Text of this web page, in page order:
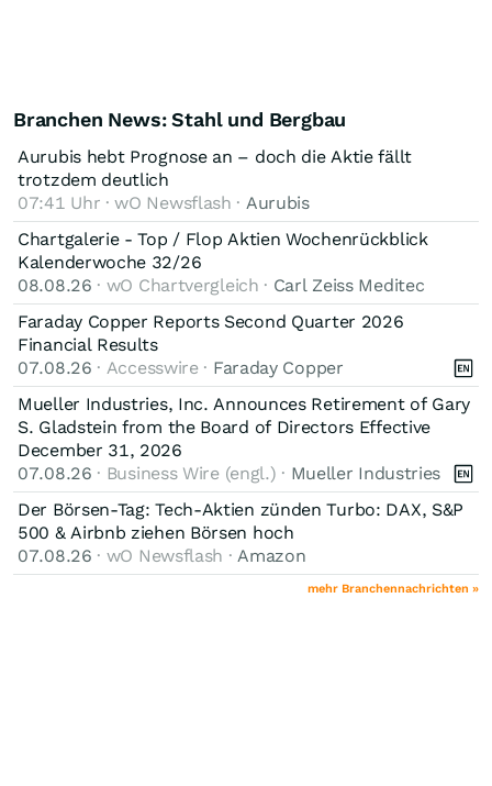
Branchen News: Stahl und Bergbau
Aurubis hebt Prognose an – doch die Aktie fällt
trotzdem deutlich
07:41 Uhr · wO Newsflash · Aurubis
Chartgalerie - Top / Flop Aktien Wochenrückblick
Kalenderwoche 32/26
08.08.26 · wO Chartvergleich · Carl Zeiss Meditec
Faraday Copper Reports Second Quarter 2026
Financial Results
07.08.26 · Accesswire · Faraday Copper
Mueller Industries, Inc. Announces Retirement of Gary
S. Gladstein from the Board of Directors Effective
December 31, 2026
07.08.26 · Business Wire (engl.) · Mueller Industries
Der Börsen-Tag: Tech-Aktien zünden Turbo: DAX, S&P
500 & Airbnb ziehen Börsen hoch
07.08.26 · wO Newsflash · Amazon
mehr Branchennachrichten »